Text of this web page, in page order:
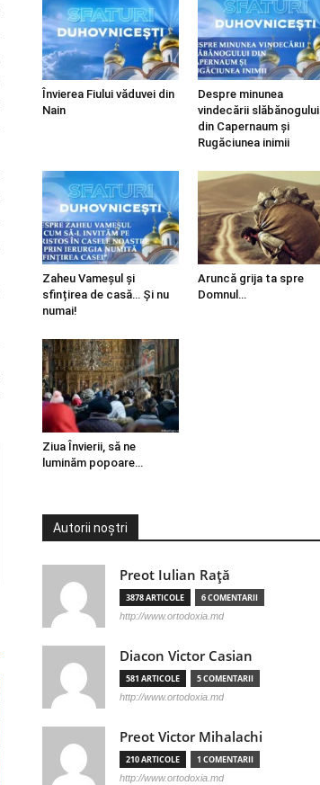
Învierea Fiului văduvei din
Nain
Despre minunea
vindecării slăbănogului
din Capernaum și
Rugăciunea inimii
Zaheu Vameșul și
sfințirea de casă… Și nu
numai!
Aruncă grija ta spre
Domnul…
Ziua Învierii, să ne
luminăm popoare…
Autorii noștri
Preot Iulian Raţă
3878 ARTICOLE 6 COMENTARII
http://www.ortodoxia.md
Diacon Victor Casian
581 ARTICOLE 5 COMENTARII
http://www.ortodoxia.md
Preot Victor Mihalachi
210 ARTICOLE 1 COMENTARII
http://www.ortodoxia.md